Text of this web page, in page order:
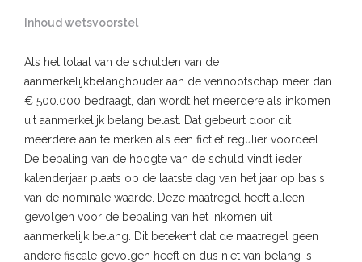
Inhoud wetsvoorstel
Als het totaal van de schulden van de
aanmerkelijkbelanghouder aan de vennootschap meer dan
€ 500.000 bedraagt, dan wordt het meerdere als inkomen
uit aanmerkelijk belang belast. Dat gebeurt door dit
meerdere aan te merken als een fictief regulier voordeel.
De bepaling van de hoogte van de schuld vindt ieder
kalenderjaar plaats op de laatste dag van het jaar op basis
van de nominale waarde. Deze maatregel heeft alleen
gevolgen voor de bepaling van het inkomen uit
aanmerkelijk belang. Dit betekent dat de maatregel geen
andere fiscale gevolgen heeft en dus niet van belang is